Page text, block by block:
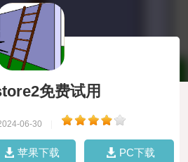
免费试用
06-30
苹果下载 PC下载